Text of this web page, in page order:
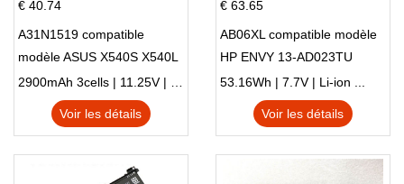
€ 40.74
A31N1519 compatible
modèle ASUS X540S X540L
X540LA-SI302 X540SA
X540S
2900mAh 3cells | 11.25V | Li-ion ...
Voir les détails
€ 63.65
AB06XL compatible modèle
HP ENVY 13-AD023TU
HSTNN-DB8C 921438-855
TPN-I128
53.16Wh | 7.7V | Li-ion ...
Voir les détails